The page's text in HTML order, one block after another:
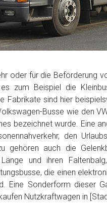
oder für die Beförderung
zum Beispiel die
Fabrikate sind hier
Busse wie den
bezeichnet wurde. Eine
den
gehören auch die
und ihren
die einen
Eine Sonderform dieser
Nutzkraftwagen in